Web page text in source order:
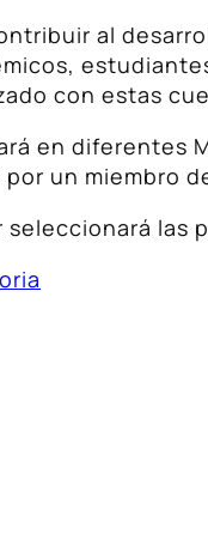
al
con estas
en diferentes
por un miembro
seleccionará